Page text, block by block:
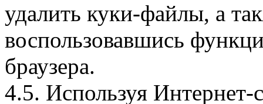
удалить куки-файлы, а
воспользовавшись
браузера.
4.5. Используя Интернет-